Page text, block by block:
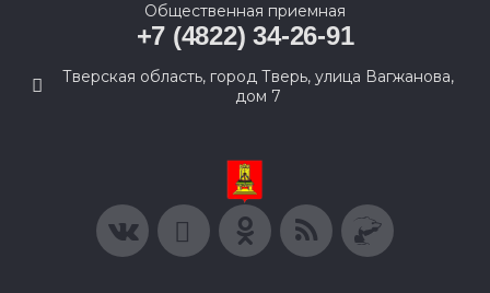
Общественная приемная
+7 (4822) 34-26-91
Тверская область, город Тверь, улица Вагжанова,
дом 7